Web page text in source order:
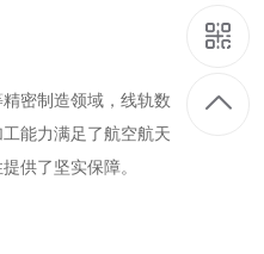
密制造领域，线轨数
能力满足了航空航天
供了坚实保障。